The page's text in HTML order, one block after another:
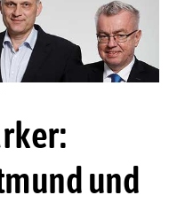
und